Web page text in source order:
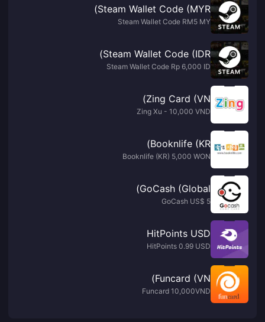
Steam Wallet Code (MYR)
Steam Wallet Code RM5 MY
Steam Wallet Code (IDR)
Steam Wallet Code Rp 6,000 ID
Zing Card (VN)
Zing Xu - 10,000 VND
Booknlife (KR)
Booknlife (KR) 5,000 WON
GoCash (Global)
GoCash US$ 5
HitPoints USD
HitPoints 0.99 USD
Funcard (VN)
Funcard 10,000VND